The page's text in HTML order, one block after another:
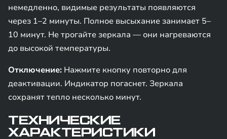
немедленно, видимые результаты появляются
через 1–2 минуты. Полное высыхание занимает 5–
10 минут. Не трогайте зеркала — они нагреваются
до высокой температуры.
Отключение: Нажмите кнопку повторно для
деактивации. Индикатор погаснет. Зеркала
сохранят тепло несколько минут.
ТЕХНИЧЕСКИЕ
ХАРАКТЕРИСТИКИ